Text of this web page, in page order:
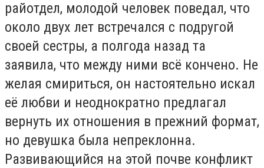
райотдел, молодой человек поведал, что
около двух лет встречался с подругой
своей сестры, а полгода назад та
заявила, что между ними всё кончено. Не
желая смириться, он настоятельно искал
её любви и неоднократно предлагал
вернуть их отношения в прежний формат,
но девушка была непреклонна.
Развивающийся на этой почве конфликт